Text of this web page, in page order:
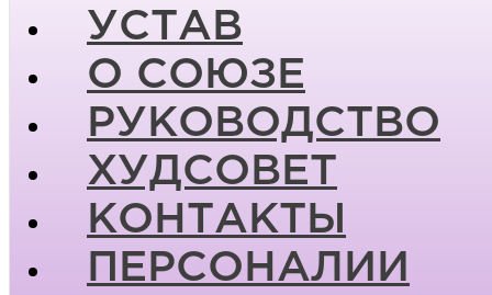
УСТАВ
О СОЮЗЕ
РУКОВОДСТВО
ХУДСОВЕТ
КОНТАКТЫ
ПЕРСОНАЛИИ